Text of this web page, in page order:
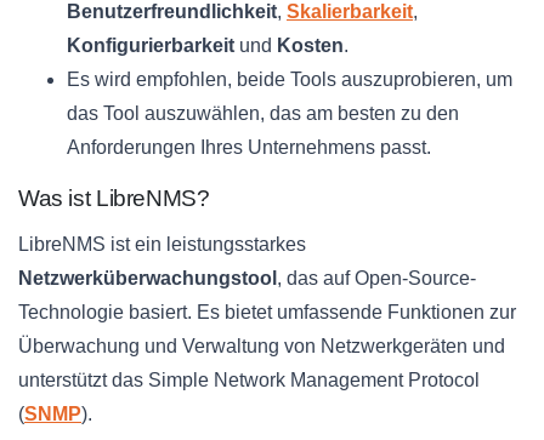
Benutzerfreundlichkeit, Skalierbarkeit,
Konfigurierbarkeit und Kosten.
Es wird empfohlen, beide Tools auszuprobieren, um
das Tool auszuwählen, das am besten zu den
Anforderungen Ihres Unternehmens passt.
Was ist LibreNMS?
LibreNMS ist ein leistungsstarkes
Netzwerküberwachungstool , das auf Open-Source-
Technologie basiert. Es bietet umfassende Funktionen zur
Überwachung und Verwaltung von Netzwerkgeräten und
unterstützt das Simple Network Management Protocol
(SNMP).